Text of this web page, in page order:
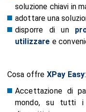
soluzione chiavi in
adottare una
disporre di un
utilizzare e
Cosa offre XPay Easy:
Accettazione di
mondo, su tutti i